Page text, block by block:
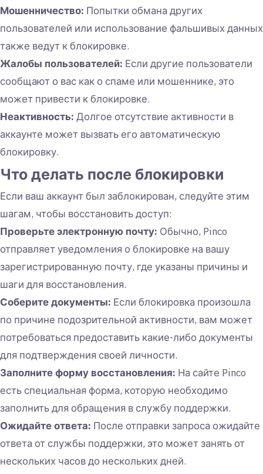
Мошенничество: Попытки обмана других
пользователей или использование фальшивых данных
также ведут к блокировке.
Жалобы пользователей: Если другие пользователи
сообщают о вас как о спаме или мошеннике, это
может привести к блокировке.
Неактивность: Долгое отсутствие активности в
аккаунте может вызвать его автоматическую
блокировку.
Что делать после блокировки
Если ваш аккаунт был заблокирован, следуйте этим
шагам, чтобы восстановить доступ:
Проверьте электронную почту: Обычно, Pinco
отправляет уведомления о блокировке на вашу
зарегистрированную почту, где указаны причины и
шаги для восстановления.
Соберите документы: Если блокировка произошла
по причине подозрительной активности, вам может
потребоваться предоставить какие-либо документы
для подтверждения своей личности.
Заполните форму восстановления: На сайте Pinco
есть специальная форма, которую необходимо
заполнить для обращения в службу поддержки.
Ожидайте ответа: После отправки запроса ожидайте
ответа от службы поддержки, это может занять от
нескольких часов до нескольких дней.